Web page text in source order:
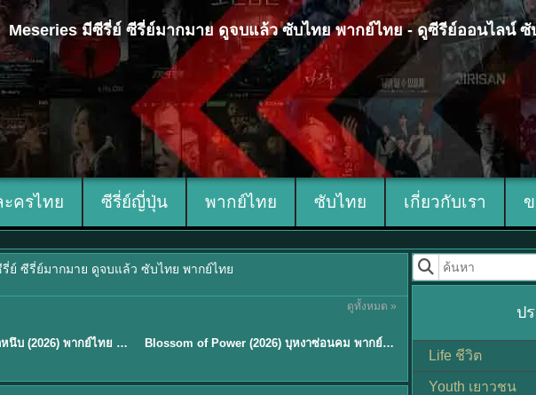
Meseries มีซีรี่ย์ ซีรี่ย์มากมาย ดูจบแล้ว ซับไทย พากย์ไทย - ดูซีรีย์ออนไลน์
ะครไทย ซีรี่ย์ญี่ปุ่น พากย์ไทย ซับไทย เกี่ยวกับเรา
รี่ย์ ซีรี่ย์มากมาย ดูจบแล้ว ซับไทย พากย์ไทย
ดูทั้งหมด »
Our Sticky Love รักติดหนึบ (2026) พากย์ไทย ซับไทย EP.1-12 Blossom of Power (2026) บุหงาซ่อนคม พากย์ไทย ซับไทย EP1-36
ป
Life ชีวิต
Youth เยาวชน